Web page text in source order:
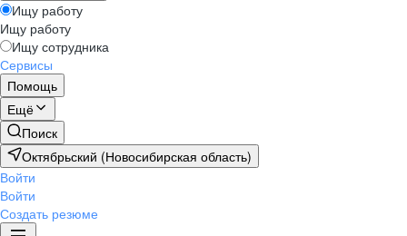
Ищу работу
Ищу работу
Ищу сотрудника
Сервисы
Помощь
Ещё
Поиск
Октябрьский (Новосибирская область)
Войти
Войти
Создать резюме